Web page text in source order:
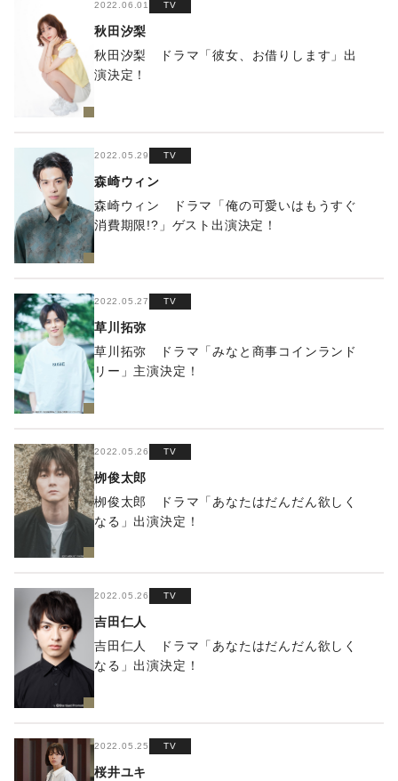
2022.06.01 TV
秋田汐梨
秋田汐梨 ドラマ「彼女、お借りします」出
演決定！
2022.05.29 TV
森崎ウィン
森崎ウィン ドラマ「俺の可愛いはもうすぐ
消費期限!?」ゲスト出演決定！
2022.05.27 TV
草川拓弥
草川拓弥 ドラマ「みなと商事コインランド
リー」主演決定！
2022.05.26 TV
栁俊太郎
栁俊太郎 ドラマ「あなたはだんだん欲しく
なる」出演決定！
2022.05.26 TV
吉田仁人
吉田仁人 ドラマ「あなたはだんだん欲しく
なる」出演決定！
2022.05.25 TV
桜井ユキ